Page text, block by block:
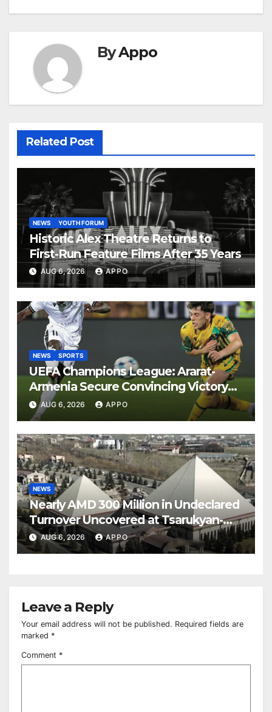
ByAppo
Related Post
NEWS YOUTH FORUM
Historic Alex Theatre Returns to
First-Run Feature Films After 35 Years
AUG 6, 2026 APPO
NEWS SPORTS
UEFA Champions League: Ararat-
Armenia Secure Convincing Victory
Over Shamrock Rovers 2-0
AUG 6, 2026 APPO
NEWS
Nearly AMD 300 Million in Undeclared
Turnover Uncovered at Tsarukyan-
Owned Entertainment Center
AUG 6, 2026 APPO
Leave a Reply
Your email address will not be published. Required fields are
marked *
Comment *